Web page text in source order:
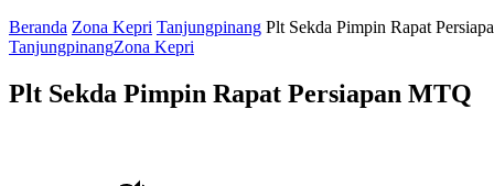
Beranda Zona Kepri Tanjungpinang Plt Sekda Pimpin Rapat
TanjungpinangZona Kepri
Plt Sekda Pimpin Rapat Persiapan MTQ